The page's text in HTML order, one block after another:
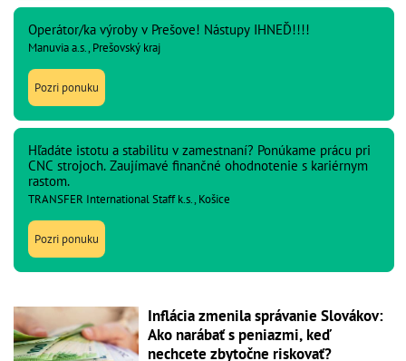
Operátor/ka výroby v Prešove! Nástupy IHNEĎ!!!!
Manuvia a.s., Prešovský kraj
Pozri ponuku
Hľadáte istotu a stabilitu v zamestnaní? Ponúkame prácu pri
CNC strojoch. Zaujímavé finančné ohodnotenie s kariérnym
rastom.
TRANSFER International Staff k.s., Košice
Pozri ponuku
Inflácia zmenila správanie Slovákov:
Ako narábať s peniazmi, keď
nechcete zbytočne riskovať?